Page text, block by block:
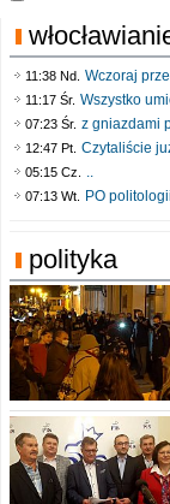
11:38 Nd. Wczoraj
11:17 Śr. Wszystko
07:23 Śr. z gniazdami
12:47 Pt. Czytaliście
05:15 Cz. ..
07:13 Wt. PO
polityka